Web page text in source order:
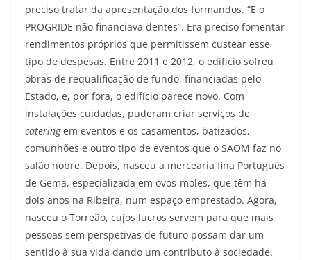
preciso tratar da apresentação dos formandos. “E o
PROGRIDE não financiava dentes”. Era preciso fomentar
rendimentos próprios que permitissem custear esse
tipo de despesas. Entre 2011 e 2012, o edifício sofreu
obras de requalificação de fundo, financiadas pelo
Estado, e, por fora, o edifício parece novo. Com
instalações cuidadas, puderam criar serviços de
cateringem eventos e os casamentos, batizados,
comunhões e outro tipo de eventos que o SAOM faz no
salão nobre. Depois, nasceu a mercearia fina Português
de Gema, especializada em ovos-moles, que têm há
dois anos na Ribeira, num espaço emprestado. Agora,
nasceu o Torreão, cujos lucros servem para que mais
pessoas sem perspetivas de futuro possam dar um
sentido à sua vida dando um contributo à sociedade.